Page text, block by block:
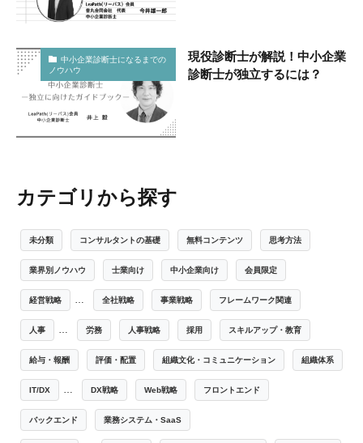
中小企業診断士になるまでの
ノウハウ
現役診断士が解説！中小企業
診断士が独立するには？
カテゴリから探す
未分類 コンサルタントの基礎 無料コンテンツ 思考方法
業界別ノウハウ 士業向け 中小企業向け 会員限定
経営戦略 … 全社戦略 事業戦略 フレームワーク関連
人事 … 労務 人事戦略 採用 スキルアップ・教育
給与・報酬 評価・配置 組織文化・コミュニケーション 組織体系
IT/DX … DX戦略 Web戦略 フロントエンド
バックエンド 業務システム・SaaS